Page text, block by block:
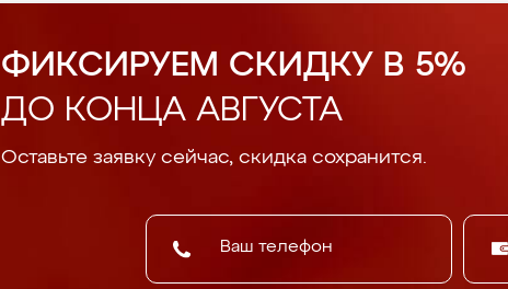
ФИКСИРУЕМ СКИДКУ В 5%
ДО КОНЦА АВГУСТА
Оставьте заявку сейчас, скидка сохранится.